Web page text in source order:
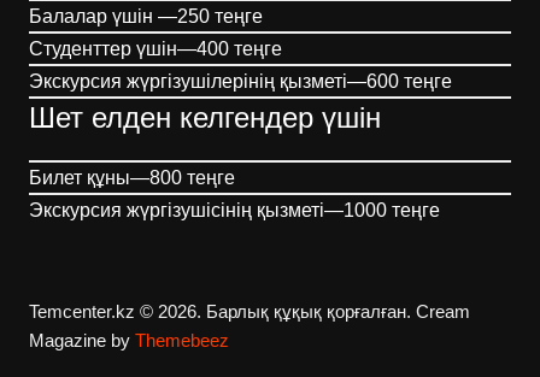
Балалар үшін —250 теңге
Студенттер үшін—400 теңге
Экскурсия жүргізушілерінің қызметі—600 теңге
Шет елден келгендер үшін
Билет құны—800 теңге
Экскурсия жүргізушісінің қызметі—1000 теңге
Temcenter.kz © 2026. Барлық құқық қорғалған. Cream
Magazine by Themebeez